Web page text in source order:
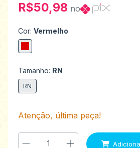
R$50,98 no
Cor: Vermelho
Tamanho: RN
RN
Atenção, última peça!